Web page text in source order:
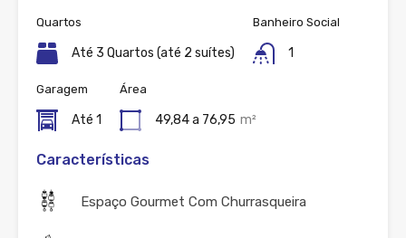
Quartos
Até 3 Quartos (até 2 suítes)
Banheiro Social
1
Garagem
Até 1
Área
49,84 a 76,95 m²
Características
Espaço Gourmet Com Churrasqueira